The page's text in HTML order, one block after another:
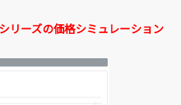
リーズの価格シミュレーション